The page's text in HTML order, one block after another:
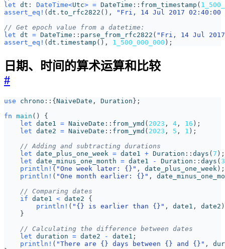
let dt : DateTime<Utc> = DateTime :: from_timestamp (
assert_eq! (dt . to_rfc2822 (),
"Fri, 14 Jul 2017 02:40:00
let dt = DateTime :: parse_from_rfc2822 ( "Fri, 14 Jul 2017
assert_eq! (dt . timestamp (), 1_500_000_000 );
日期、时间的算术运算和比较
#
use chrono :: {NaiveDate , Duration};
fn main ()
{
let date1 = NaiveDate :: from_ymd ( 2023 , 4 , 16 );
let date2 = NaiveDate :: from_ymd ( 2023 , 5 , 1 );
let date_plus_one_week = date1 + Duration :: days (7 );
let date_minus_one_month = date1 - Duration :: days (
println! ( "One week later: {} " , date_plus_one_week );
println! ( "One month earlier: {} " ,
if date1 < date2
{
println! ( " {} is earlier than {} " , date1 , date2
}
let duration = date2 - date1 ;
println! ( "There are {} days between {} and {} " ,